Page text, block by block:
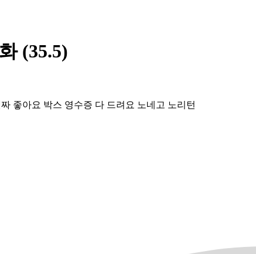
(35.5)
좋아요 박스 영수증 다 드려요 노네고 노리턴